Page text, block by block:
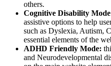
others.
Cognitive Disability
assistive options to help
such as Dyslexia, Autism,
essential elements of the
ADHD Friendly Mode:
and Neurodevelopmental